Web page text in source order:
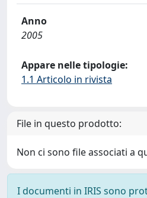
Anno
2005
Appare nelle tipologie:
1.1 Articolo in rivista
File in questo prodotto:
Non ci sono file associati a
I documenti in IRIS sono